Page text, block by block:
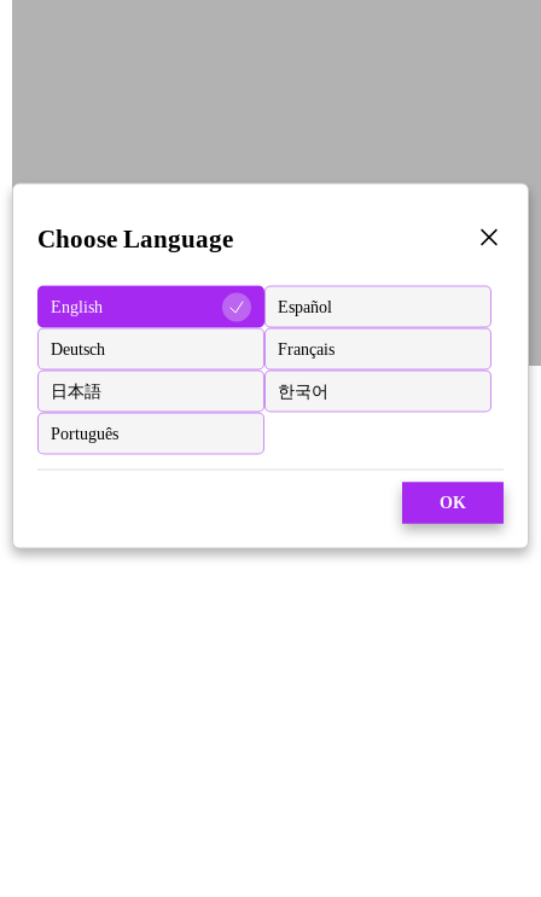
Choose Language
English Español
Deutsch Français
日本語 한국어
Português
OK